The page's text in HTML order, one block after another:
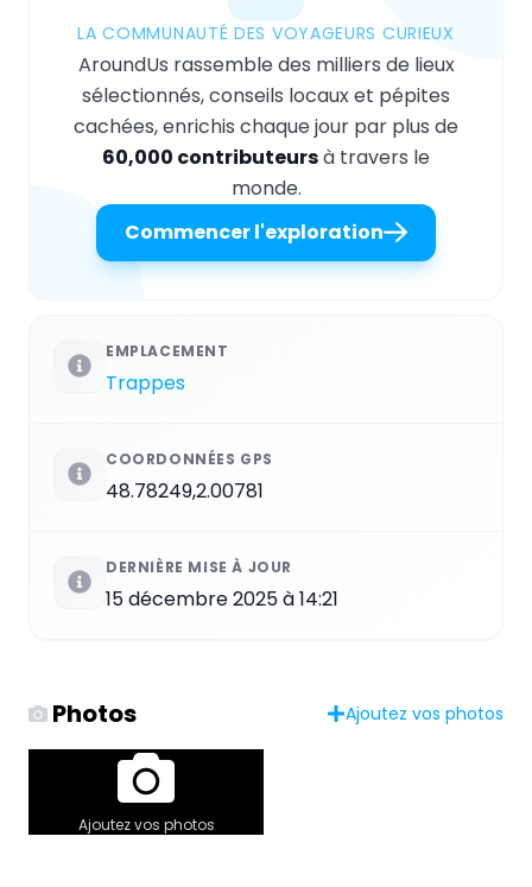
LA COMMUNAUTÉ DES VOYAGEURS CURIEUX
AroundUs rassemble des milliers de lieux
sélectionnés, conseils locaux et pépites
cachées, enrichis chaque jour par plus de
60,000 contributeursà travers le
monde.
Commencer l'exploration
EMPLACEMENT
Trappes
COORDONNÉES GPS
48.78249,2.00781
DERNIÈRE MISE À JOUR
15 décembre 2025 à 14:21
Photos Ajoutez vos photos
Ajoutez vos photos